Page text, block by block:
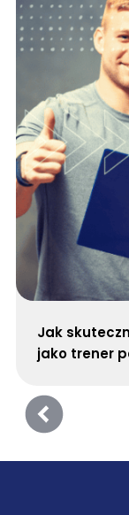
Jak
jako trener